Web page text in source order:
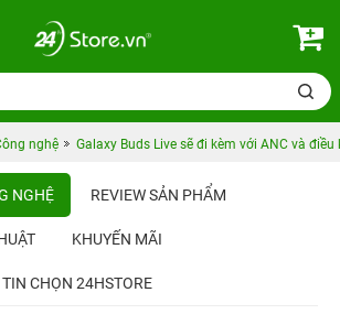
nghệ Galaxy Buds Live sẽ đi kèm với ANC và
NGHỆ REVIEW SẢN PHẨM
KHUYẾN MÃI
CHỌN 24HSTORE